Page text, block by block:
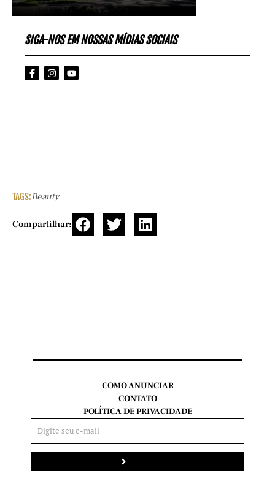
SIGA-NOS EM NOSSAS MÍDIAS SOCIAIS
TAGS:Beauty
Compartilhar:
COMO ANUNCIAR
CONTATO
POLÍTICA DE PRIVACIDADE